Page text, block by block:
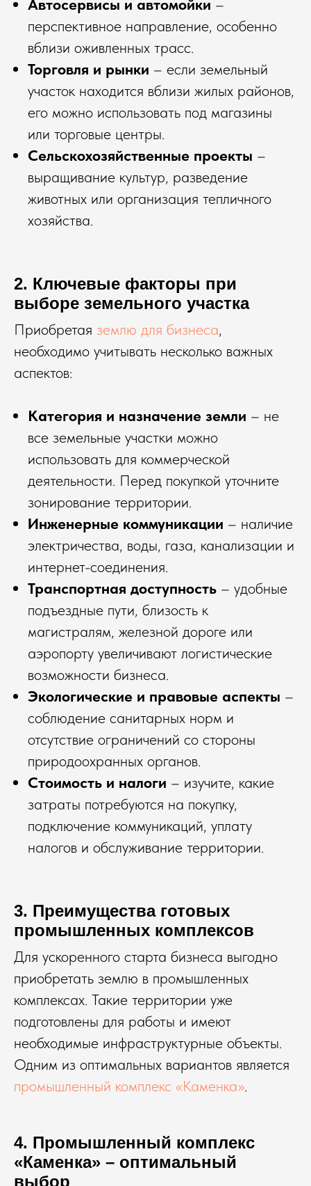
Автосервисы и автомойки –
перспективное направление, особенно
вблизи оживленных трасс.
Торговля и рынки – если земельный
участок находится вблизи жилых районов,
его можно использовать под магазины
или торговые центры.
Сельскохозяйственные проекты –
выращивание культур, разведение
животных или организация тепличного
хозяйства.
2. Ключевые факторы при
выборе земельного участка
Приобретая землю для бизнеса,
необходимо учитывать несколько важных
аспектов:
Категория и назначение земли – не
все земельные участки можно
использовать для коммерческой
деятельности. Перед покупкой уточните
зонирование территории.
Инженерные коммуникации – наличие
электричества, воды, газа, канализации и
интернет-соединения.
Транспортная доступность – удобные
подъездные пути, близость к
магистралям, железной дороге или
аэропорту увеличивают логистические
возможности бизнеса.
Экологические и правовые аспекты –
соблюдение санитарных норм и
отсутствие ограничений со стороны
природоохранных органов.
Стоимость и налоги – изучите, какие
затраты потребуются на покупку,
подключение коммуникаций, уплату
налогов и обслуживание территории.
3. Преимущества готовых
промышленных комплексов
Для ускоренного старта бизнеса выгодно
приобретать землю в промышленных
комплексах. Такие территории уже
подготовлены для работы и имеют
необходимые инфраструктурные объекты.
Одним из оптимальных вариантов является
промышленный комплекс «Каменка».
4. Промышленный комплекс
«Каменка» – оптимальный
выбор